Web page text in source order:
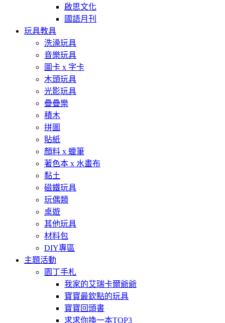
啟思文化
國語月刊
玩具教具
洗澡玩具
音樂玩具
圖卡 x 字卡
木頭玩具
光影玩具
疊疊樂
積木
拼圖
貼紙
顏料 x 蠟筆
著色本 x 水畫布
黏土
磁鐵玩具
玩偶類
桌遊
其他玩具
材料包
DIY專區
主題活動
園丁手札
我家的艾瑞卡爾爺爺
寶寶最欽點的玩具
寶寶回頭書
求求你換一本TOP3